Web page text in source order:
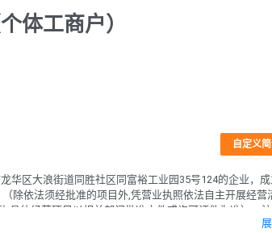
体工商户）
自定义
华区大浪街道同胜社区同富裕工业园35号124的企业，
除依法须经批准的项目外,凭营业执照依法自主开展经营
具体经营项目以相关部门批准文件或许可证件为准），